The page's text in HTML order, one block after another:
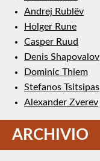
Andrej Rublëv
Holger Rune
Casper Ruud
Denis Shapovalov
Dominic Thiem
Stefanos Tsitsipas
Alexander Zverev
ARCHIVIO